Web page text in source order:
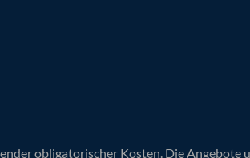
obligatorischer Kosten. Die Angebote